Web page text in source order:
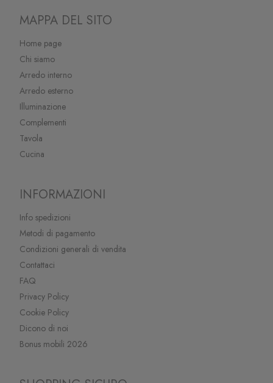
MAPPA DEL SITO
Home page
Chi siamo
Arredo interno
Arredo esterno
Illuminazione
Complementi
Tavola
Cucina
INFORMAZIONI
Info spedizioni
Metodi di pagamento
Condizioni generali di vendita
Contattaci
FAQ
Privacy Policy
Cookie Policy
Dicono di noi
Bonus mobili 2026